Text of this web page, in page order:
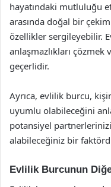
hayatındaki mutluluğu
arasında doğal bir
özellikler sergileyebilir.
anlaşmazlıkları
geçerlidir.
Ayrıca, evlilik burcu,
uyumlu olabileceğini
potansiyel
alabileceğiniz bir
Evlilik Burcunun